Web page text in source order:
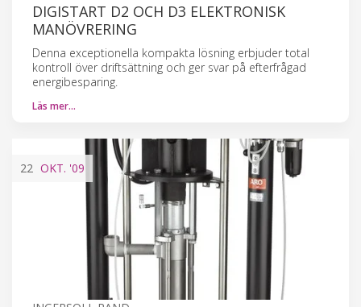
DIGISTART D2 OCH D3 ELEKTRONISK
MANÖVRERING
Denna exceptionella kompakta lösning erbjuder total
kontroll över driftsättning och ger svar på efterfrågad
energibesparing.
Läs mer…
22 OKT. '09